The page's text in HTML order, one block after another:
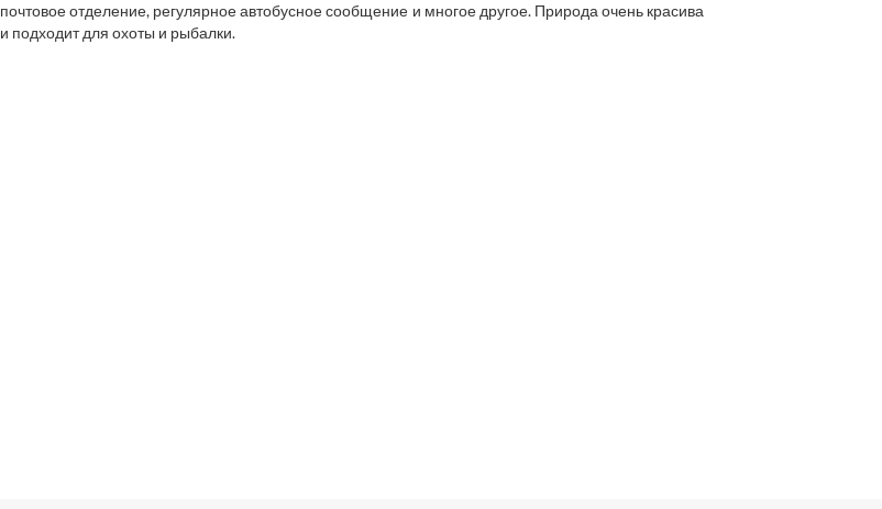
почтовое отделение, регулярное автобусное сообщение и многое другое. Природа очень красива
и подходит для охоты и рыбалки.